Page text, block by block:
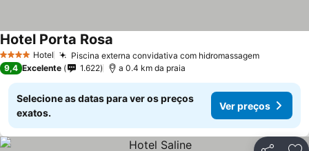
4 EstrelasHotel Piscina externa convidativa com hidromassagem
Hotel Porta Rosa
9,4 Excelente 1.622 a 0.4 km da praia
Selecione as datas para ver os preços
exatos.
Ver preços